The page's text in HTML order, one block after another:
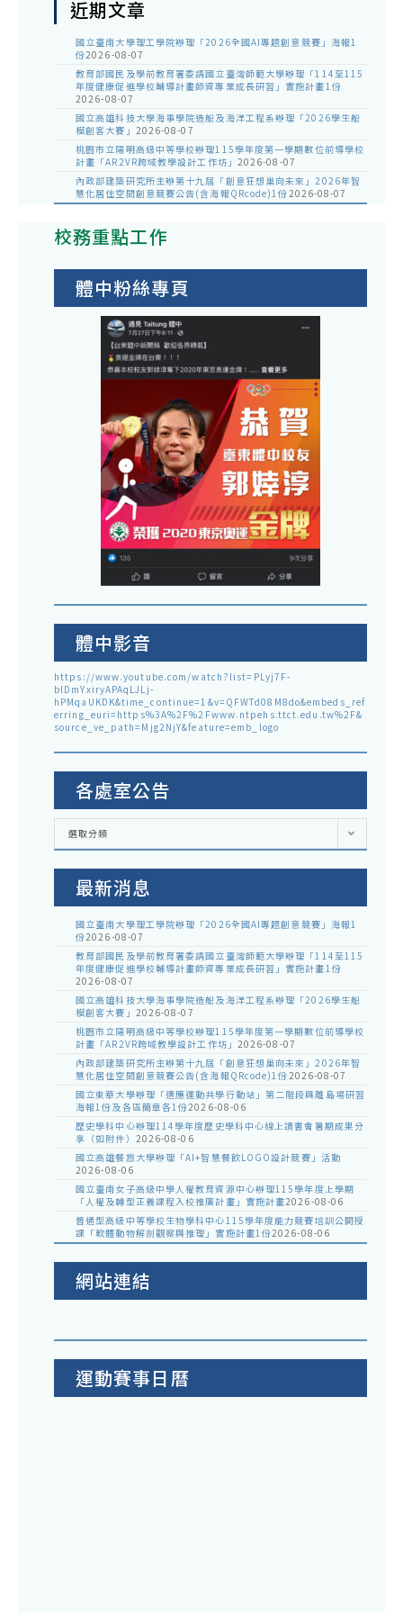
近期文章
國立臺南大學理工學院辦理「2026全國AI專題創意競賽」海報1
份2026-08-07
教育部國民及學前教育署委請國立臺灣師範大學辦理「114至115
年度健康促進學校輔導計畫師資專業成長研習」實施計畫1份
2026-08-07
國立高雄科技大學海事學院造船及海洋工程系辦理「2026學生船
模創客大賽」 2026-08-07
桃園市立陽明高級中等學校辦理115學年度第一學期數位前導學校
計畫「AR2VR跨域教學設計工作坊」 2026-08-07
內政部建築研究所主辦第十九屆「創意狂想巢向未來」2026年智
慧化居住空間創意競賽公告(含海報QRcode)1份2026-08-07
校務重點工作
體中粉絲專頁
體中影音
https://www.youtube.com/watch?list=PLyj7F-
blDmYxiryAPAqLJLj-
hPMqaUKDK&time_continue=1&v=QFWTd08M8do&embeds_ref
erring_euri=https%3A%2F%2Fwww.ntpehs.ttct.edu.tw%2F&
source_ve_path=Mjg2NjY&feature=emb_logo
各處室公告
各
室
告
選取分類
最新消息
國立臺南大學理工學院辦理「2026全國AI專題創意競賽」海報1
份2026-08-07
教育部國民及學前教育署委請國立臺灣師範大學辦理「114至115
年度健康促進學校輔導計畫師資專業成長研習」實施計畫1份
2026-08-07
國立高雄科技大學海事學院造船及海洋工程系辦理「2026學生船
模創客大賽」 2026-08-07
桃園市立陽明高級中等學校辦理115學年度第一學期數位前導學校
計畫「AR2VR跨域教學設計工作坊」 2026-08-07
內政部建築研究所主辦第十九屆「創意狂想巢向未來」2026年智
慧化居住空間創意競賽公告(含海報QRcode)1份2026-08-07
國立東華大學辦理「適應運動共學行動站」第二階段與離島場研習
海報1份及各區簡章各1份2026-08-06
歷史學科中心辦理114學年度歷史學科中心線上讀書會暑期成果分
享（如附件） 2026-08-06
國立高雄餐旅大學辦理「AI+智慧餐飲LOGO設計競賽」活動
2026-08-06
國立臺南女子高級中學人權教育資源中心辦理115學年度上學期
「人權及轉型正義課程入校推廣計畫」實施計畫2026-08-06
普通型高級中等學校生物學科中心115學年度能力競賽培訓公開授
課「軟體動物解剖觀察與推理」實施計畫1份2026-08-06
網站連結
運動賽事日曆